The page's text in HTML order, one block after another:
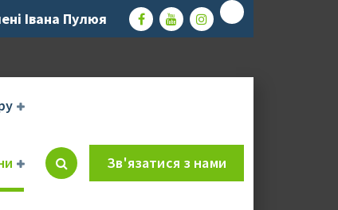
Івана Пулюя
Зв'язатися з нами